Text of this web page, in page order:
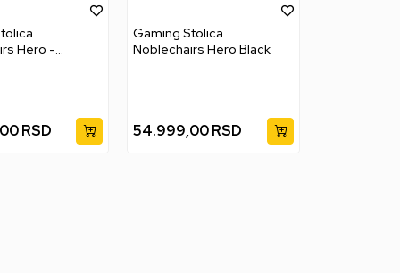
Hero -
RSD
Gaming Stolica
Noblechairs Hero Black
54.999,00RSD